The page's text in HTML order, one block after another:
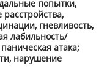
попытки,
гневливость,
лабильность/
атака;
нарушение